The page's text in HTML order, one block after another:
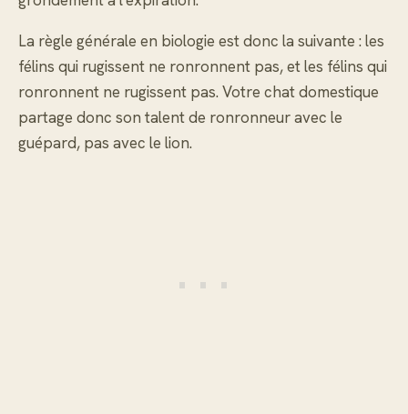
La règle générale en biologie est donc la suivante : les
félins qui rugissent ne ronronnent pas, et les félins qui
ronronnent ne rugissent pas. Votre chat domestique
partage donc son talent de ronronneur avec le
guépard, pas avec le lion.